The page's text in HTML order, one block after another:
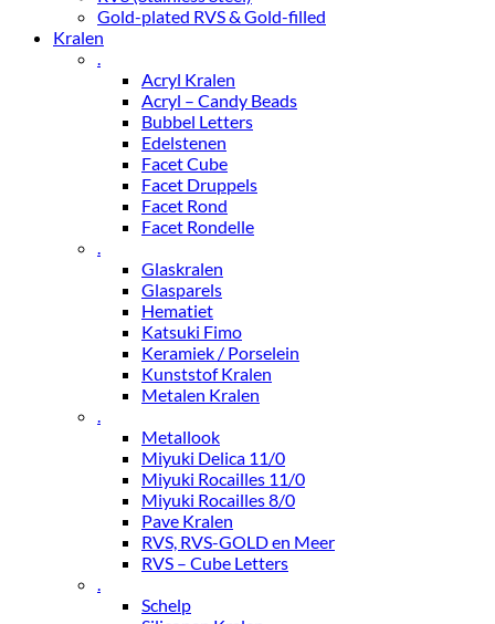
Gold-plated RVS & Gold-filled
Kralen
.
Acryl Kralen
Acryl – Candy Beads
Bubbel Letters
Edelstenen
Facet Cube
Facet Druppels
Facet Rond
Facet Rondelle
.
Glaskralen
Glasparels
Hematiet
Katsuki Fimo
Keramiek / Porselein
Kunststof Kralen
Metalen Kralen
.
Metallook
Miyuki Delica 11/0
Miyuki Rocailles 11/0
Miyuki Rocailles 8/0
Pave Kralen
RVS, RVS-GOLD en Meer
RVS – Cube Letters
.
Schelp